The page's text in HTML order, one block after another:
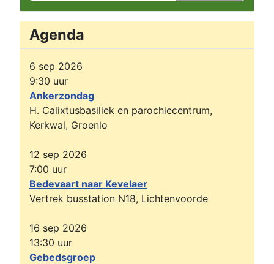
Agenda
6 sep 2026
9:30 uur
Ankerzondag
H. Calixtusbasiliek en parochiecentrum,
Kerkwal, Groenlo
12 sep 2026
7:00 uur
Bedevaart naar Kevelaer
Vertrek busstation N18, Lichtenvoorde
16 sep 2026
13:30 uur
Gebedsgroep